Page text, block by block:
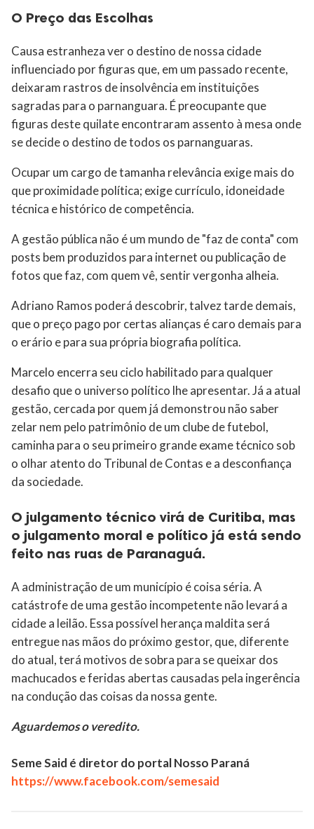
O Preço das Escolhas
Causa estranheza ver o destino de nossa cidade
influenciado por figuras que, em um passado recente,
deixaram rastros de insolvência em instituições
sagradas para o parnanguara. É preocupante que
figuras deste quilate encontraram assento à mesa onde
se decide o destino de todos os parnanguaras.
Ocupar um cargo de tamanha relevância exige mais do
que proximidade política; exige currículo, idoneidade
técnica e histórico de competência.
A gestão pública não é um mundo de "faz de conta" com
posts bem produzidos para internet ou publicação de
fotos que faz, com quem vê, sentir vergonha alheia.
Adriano Ramos poderá descobrir, talvez tarde demais,
que o preço pago por certas alianças é caro demais para
o erário e para sua própria biografia política.
Marcelo encerra seu ciclo habilitado para qualquer
desafio que o universo político lhe apresentar. Já a atual
gestão, cercada por quem já demonstrou não saber
zelar nem pelo patrimônio de um clube de futebol,
caminha para o seu primeiro grande exame técnico sob
o olhar atento do Tribunal de Contas e a desconfiança
da sociedade.
O julgamento técnico virá de Curitiba, mas
o julgamento moral e político já está sendo
feito nas ruas de Paranaguá.
A administração de um município é coisa séria. A
catástrofe de uma gestão incompetente não levará a
cidade a leilão. Essa possível herança maldita será
entregue nas mãos do próximo gestor, que, diferente
do atual, terá motivos de sobra para se queixar dos
machucados e feridas abertas causadas pela ingerência
na condução das coisas da nossa gente.
Aguardemos o veredito.
Seme Said é diretor do portal Nosso Paraná
https://www.facebook.com/semesaid